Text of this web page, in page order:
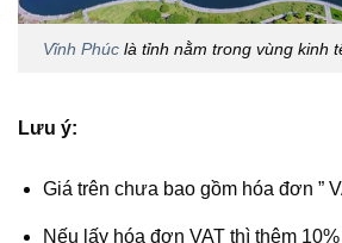
Vĩnh Phúclà tỉnh nằm trong vùng kinh
Lưu ý:
Giá trên chưa bao gồm hóa đơn ”
Nếu lấy hóa đơn VAT thì thêm 10%